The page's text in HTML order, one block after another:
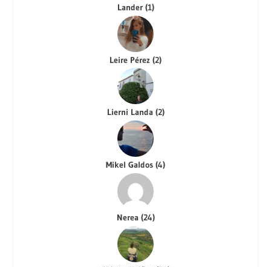
Lander (1)
Leire Pérez (2)
Lierni Landa (2)
Mikel Galdos (4)
Nerea (24)